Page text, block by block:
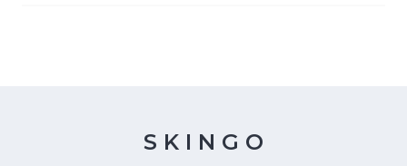
S K I N G O